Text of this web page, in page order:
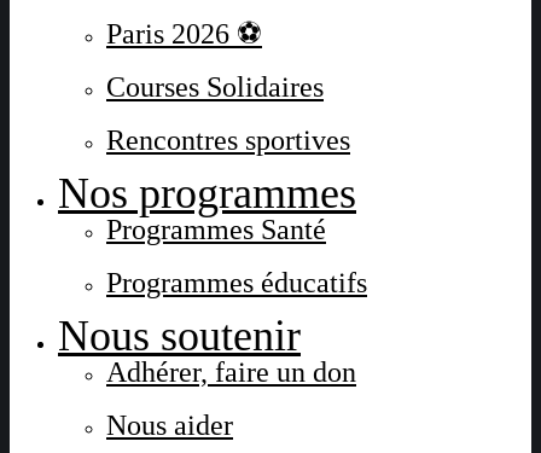
Paris 2026 ⚽
Courses Solidaires
Rencontres sportives
Nos programmes
Programmes Santé
Programmes éducatifs
Nous soutenir
Adhérer, faire un don
Nous aider